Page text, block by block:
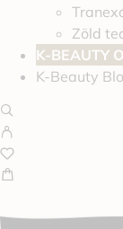
Zöld
K-BEAUTY
K-Beauty